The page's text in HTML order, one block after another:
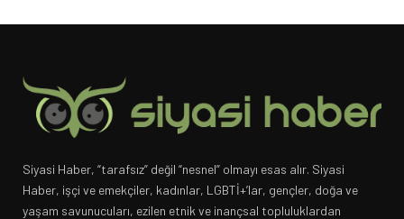
Siyasi Haber, “tarafsız” değil “nesnel” olmayı esas alır. Siyasi
Haber, işçi ve emekçiler, kadınlar, LGBTİ+’lar, gençler, doğa ve
yaşam savunucuları, ezilen etnik ve inançsal topluluklardan